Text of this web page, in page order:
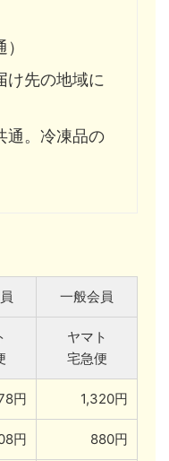
け先の地域に
通。冷凍品の
一般会員
ヤマト
宅急便
円 1,320円
円 880円